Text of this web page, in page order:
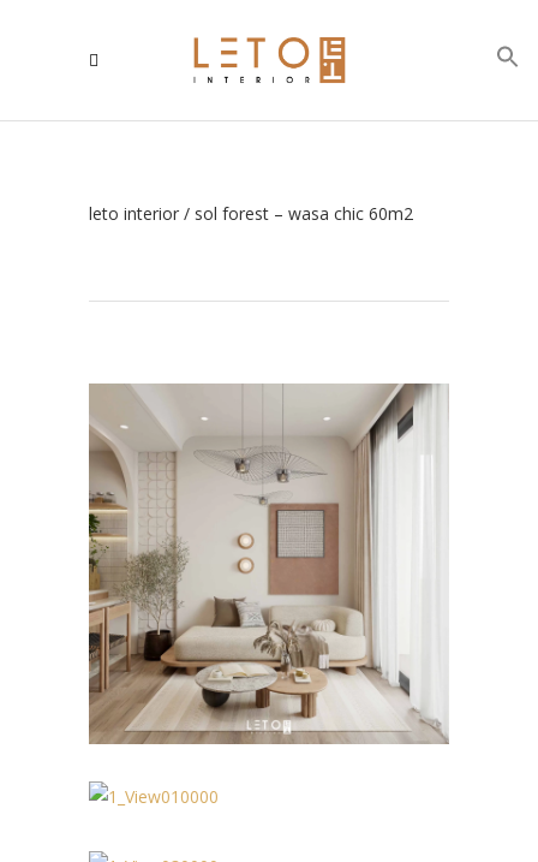
leto interior / sol forest – wasa chic 60m2